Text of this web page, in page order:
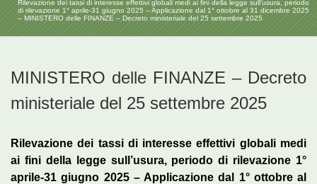
Rilevazione dei tassi di interesse effettivi globali medi ai fini della legge sull’usura, periodo
di rilevazione 1° aprile-31 giugno 2025 – Applicazione dal 1° ottobre al 31 dicembre 2025
– MINISTERO delle FINANZE – Decreto ministeriale del 25 settembre 2025
MINISTERO delle FINANZE – Decreto
ministeriale del 25 settembre 2025
Rilevazione dei tassi di interesse effettivi globali medi
ai fini della legge sull’usura, periodo di rilevazione 1°
aprile-31 giugno 2025 – Applicazione dal 1° ottobre al